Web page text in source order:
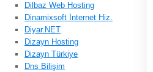
Dilbaz Web Hosting
Dinamixsoft İnternet Hiz.
Diyar.NET
Dizayn Hosting
Dizayn Türkiye
Dns Bilişim